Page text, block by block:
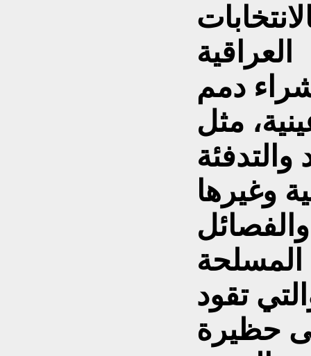
العراقية
دمم
مثل
والتدفئة
المسلحة
تقود
حظيرة